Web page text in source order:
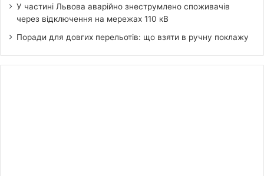
У частині Львова аварійно знеструмлено споживачів
через відключення на мережах 110 кВ
Поради для довгих перельотів: що взяти в ручну поклажу